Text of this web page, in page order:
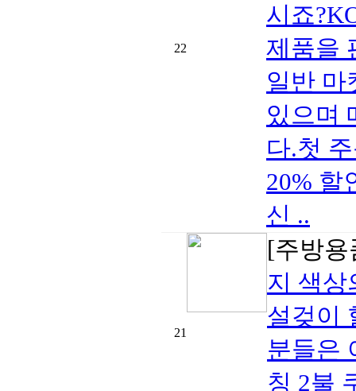
22
시죠
제품을
일반 마
있으며
다.첫
20% 할
신 ..
21
[주방
지 색상
설겆이
분들은
칭 2불